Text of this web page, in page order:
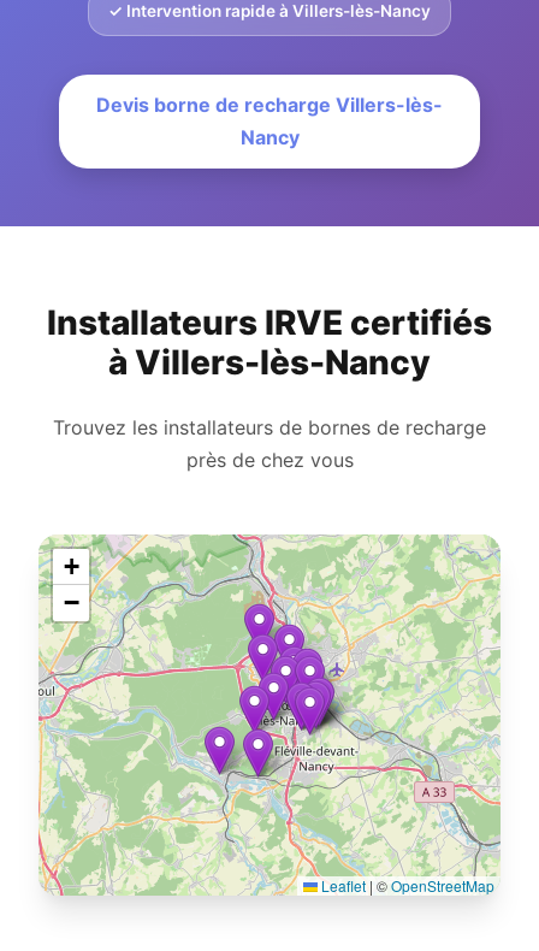
✓ Intervention rapide à Villers-lès-Nancy
Devis borne de recharge Villers-lès-
Nancy
Installateurs IRVE certifiés
à Villers-lès-Nancy
Trouvez les installateurs de bornes de recharge
près de chez vous
+
−
Leaflet | ©OpenStreetMap